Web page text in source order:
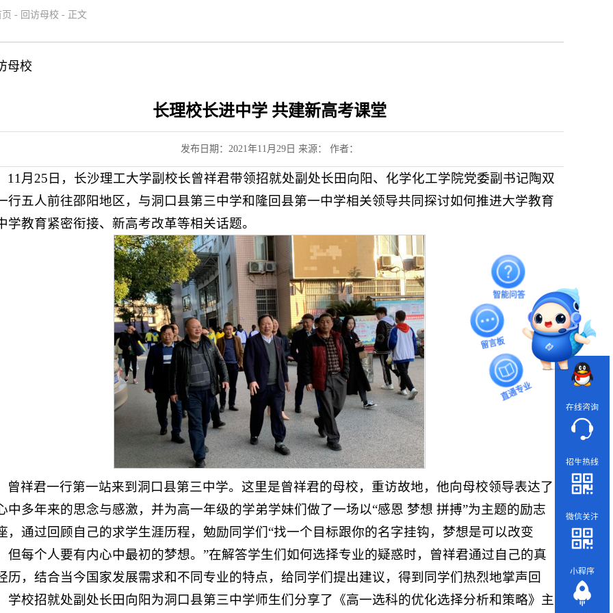
- 回访母校 - 正文
母校
长理校长进中学 共建新高考课堂
发布日期：2021年11月29日 来源： 作者：
11月25日，长沙理工大学副校长曾祥君带领招就处副处长田向阳、化学化工学院党委副书记陶双
行五人前往邵阳地区，与洞口县第三中学和隆回县第一中学相关领导共同探讨如何推进大学教育
学教育紧密衔接、新高考改革等相关话题。
曾祥君一行第一站来到洞口县第三中学。这里是曾祥君的母校，重访故地，他向母校领导表达了
中多年来的思念与感激，并为高一年级的学弟学妹们做了一场以“感恩 梦想 拼搏”为主题的励志
，通过回顾自己的求学生涯历程，勉励同学们“找一个目标跟你的名字挂钩，梦想是可以改变
但每个人要有内心中最初的梦想。”在解答学生们如何选择专业的疑惑时，曾祥君通过自己的真
历，结合当今国家发展需求和不同专业的特点，给同学们提出建议，得到同学们热烈地掌声回
学校招就处副处长田向阳为洞口县第三中学师生们分享了《高一选科的优化选择分析和策略》主
在线咨询
招生热线
微信关注
小程序